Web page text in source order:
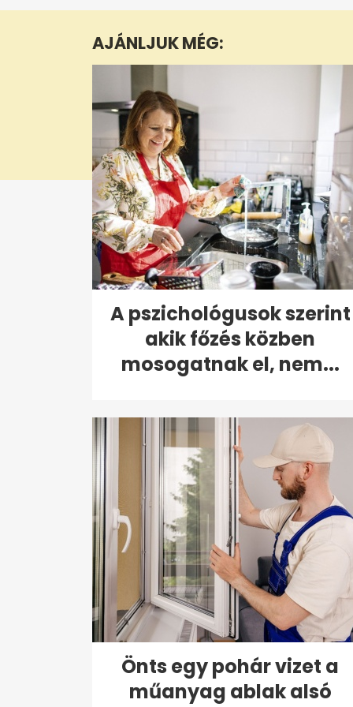
5
35
secondsVolume
0%
AJÁNLJUK MÉG:
A pszichológusok szerint
akik főzés közben
mosogatnak el, nem...
Önts egy pohár vizet a
műanyag ablak alsó